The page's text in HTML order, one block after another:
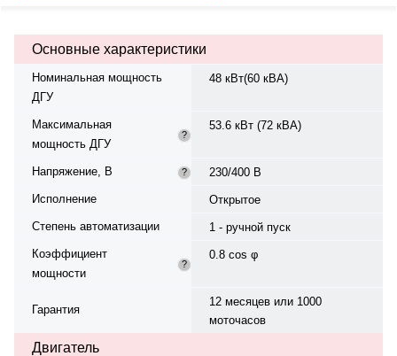
автономной работы при 75%
мощности — 14.3 ч. Вес — 945 кг,
Производство: Великобритания,
гарантия — 12 месяцев или 1000
Основные характеристики
Номинальная мощность
ДГУ
48 кВт(60 кВА)
Максимальная
мощность ДГУ
?
53.6 кВт (72 кВА)
Напряжение, В ?
230/400 В
Исполнение
Открытое
Степень автоматизации
1 - ручной пуск
Коэффициент
мощности
?
0.8 cos φ
Гарантия
12 месяцев или 1000
моточасов
Двигатель